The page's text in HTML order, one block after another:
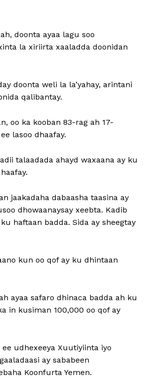
doonta ayaa lagu soo
la xiriirta xaaladda doonidan
doonta weli la la’yahay, arintani
qalibantay.
oo ka kooban 83-rag ah 17-
lasoo dhaafay.
talaadada ahayd waxaana ay ku
jaakadaha dabaasha taasina ay
dhowaanaysay xeebta. Kadib
haftaan badda. Sida ay sheegtay
kun oo qof ay ku dhintaan
ayaa safaro dhinaca badda ah ku
in kusiman 100,000 oo qof ay
ee udhexeeya Xuutiyiinta iyo
ay sababeen
Koonfurta Yemen.